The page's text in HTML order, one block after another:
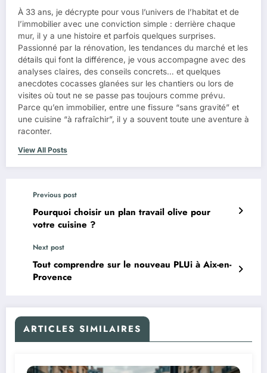
À 33 ans, je décrypte pour vous l’univers de l’habitat et de
l’immobilier avec une conviction simple : derrière chaque
mur, il y a une histoire et parfois quelques surprises.
Passionné par la rénovation, les tendances du marché et les
détails qui font la différence, je vous accompagne avec des
analyses claires, des conseils concrets… et quelques
anecdotes cocasses glanées sur les chantiers ou lors de
visites où tout ne se passe pas toujours comme prévu.
Parce qu’en immobilier, entre une fissure “sans gravité” et
une cuisine “à rafraîchir”, il y a souvent toute une aventure à
raconter.
View All Posts
Previous post
Pourquoi choisir un plan travail olive pour
votre cuisine ?
Next post
Tout comprendre sur le nouveau PLUi à Aix-en-
Provence
ARTICLES SIMILAIRES